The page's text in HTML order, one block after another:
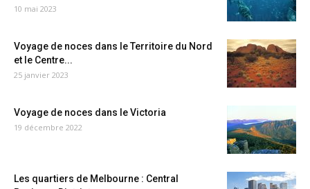
10 mai 2023
Voyage de noces dans le Territoire du Nord
et le Centre...
25 janvier 2023
Voyage de noces dans le Victoria
19 décembre 2022
Les quartiers de Melbourne : Central